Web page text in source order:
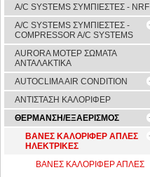
A/C SYSTEMS ΣΥΜΠΙΕΣΤΕΣ - NRF
A/C SYSTEMS ΣΥΜΠΙΕΣΤΕΣ -
COMPRESSOR A/C SYSTEMS
AURORA ΜΟΤΕΡ ΣΩΜΑΤΑ
ΑΝΤΑΛΑΚΤΙΚΑ
AUTOCLIMA AIR CONDITION
ΑΝΤΙΣΤΑΣΗ ΚΑΛΟΡΙΦΕΡ
ΘΕΡΜΑΝΣΗ/ΕΞΑΕΡΙΣΜΟΣ
ΒΑΝΕΣ ΚΑΛΟΡΙΦΕΡ ΑΠΛΕΣ
ΗΛΕΚΤΡΙΚΕΣ
ΒΑΝΕΣ ΚΑΛΟΡΙΦΕΡ ΑΠΛΕΣ